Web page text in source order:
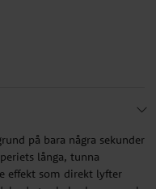
på bara några sekunder
långa, tunna
effekt som direkt lyfter